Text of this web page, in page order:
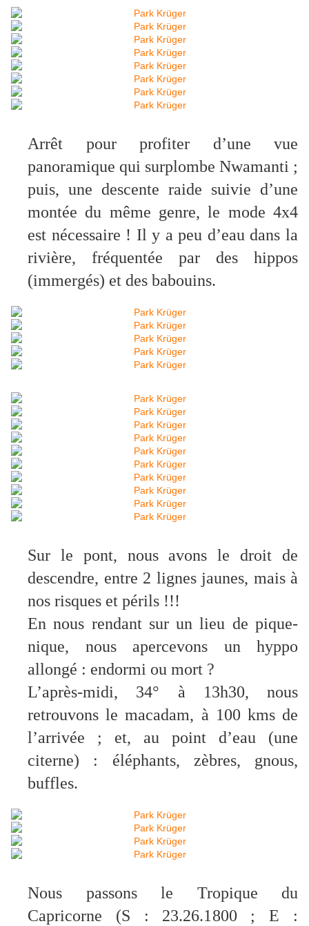
Arrêt pour profiter d’une vue
panoramique qui surplombe Nwamanti ;
puis, une descente raide suivie d’une
montée du même genre, le mode 4x4
est nécessaire ! Il y a peu d’eau dans la
rivière, fréquentée par des hippos
(immergés) et des babouins.
Sur le pont, nous avons le droit de
descendre, entre 2 lignes jaunes, mais à
nos risques et périls !!!
En nous rendant sur un lieu de pique-
nique, nous apercevons un hyppo
allongé : endormi ou mort ?
L’après-midi, 34° à 13h30, nous
retrouvons le macadam, à 100 kms de
l’arrivée ; et, au point d’eau (une
citerne) : éléphants, zèbres, gnous,
buffles.
Nous passons le Tropique du
Capricorne (S : 23.26.1800 ; E :